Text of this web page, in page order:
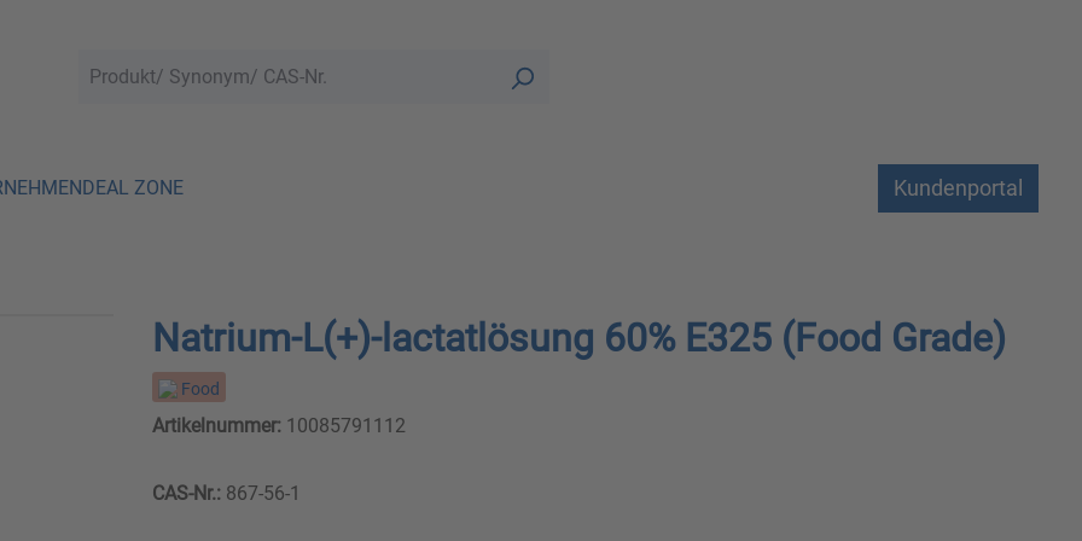
DEAL ZONE Kundenportal
Natrium-L(+)-lactatlösung 60% E325 (Food Grade)
Food
Artikelnummer:10085791112
CAS-Nr.:867-56-1